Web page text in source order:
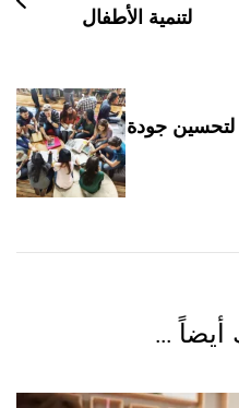
لتنمية الأطفال
لتحسين جودة
...